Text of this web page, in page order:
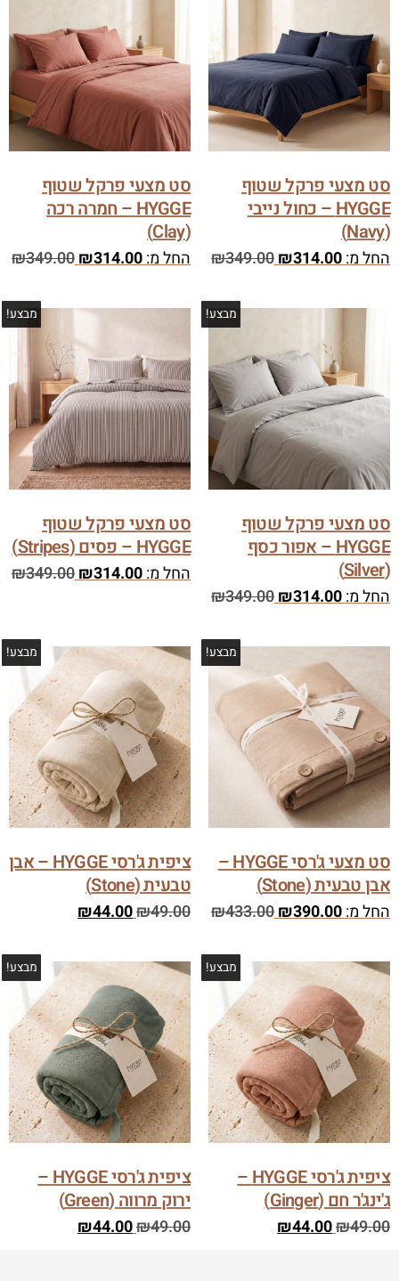
סט מצעי פרקל שטוף
HYGGE – כחול נייבי
(Navy)
החל מ: ₪314.00
₪349.00
סט מצעי פרקל שטוף
HYGGE – חמרה רכה
(Clay)
החל מ: ₪314.00
₪349.00
מבצע!
סט מצעי פרקל שטוף
HYGGE – אפור כסף
(Silver)
החל מ: ₪314.00
₪349.00
מבצע!
סט מצעי פרקל שטוף
HYGGE – פסים (Stripes)
החל מ: ₪314.00
₪349.00
מבצע!
סט מצעי ג'רסי HYGGE –
אבן טבעית (Stone)
החל מ: ₪390.00
₪433.00
מבצע!
ציפית ג'רסי HYGGE – אבן
טבעית (Stone)
₪49.00
₪44.00
מבצע!
ציפית ג'רסי HYGGE –
ג'ינג'ר חם (Ginger)
₪49.00
₪44.00
מבצע!
ציפית ג'רסי HYGGE –
ירוק מרווה (Green)
₪49.00
₪44.00